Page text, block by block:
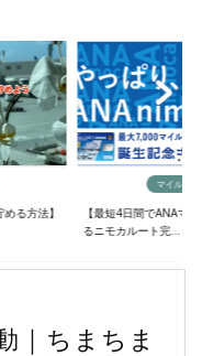
る方法】
マイルの
【最短4日間でANAマ
るニモカルート完...
｜ちまちま